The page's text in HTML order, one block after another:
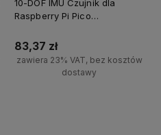
10-DOF IMU Czujnik dla
Raspberry Pi Pico
83,37 zł
zawiera 23% VAT, bez kosztów
dostawy